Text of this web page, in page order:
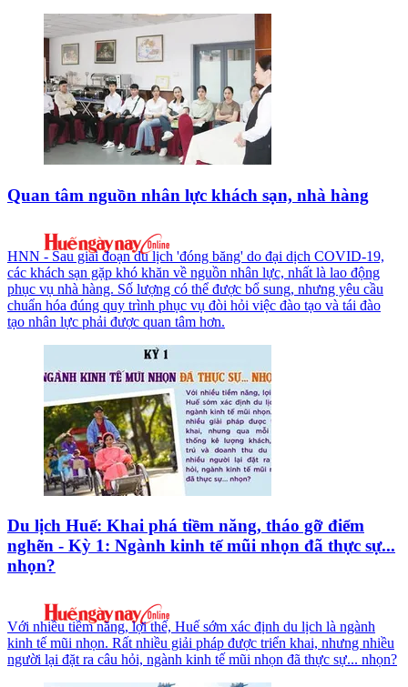
Quan tâm nguồn nhân lực khách sạn, nhà hàng
HNN - Sau giai đoạn du lịch 'đóng băng' do đại dịch COVID-19,
các khách sạn gặp khó khăn về nguồn nhân lực, nhất là lao động
phục vụ nhà hàng. Số lượng có thể được bổ sung, nhưng yêu cầu
chuẩn hóa đúng quy trình phục vụ đòi hỏi việc đào tạo và tái đào
tạo nhân lực phải được quan tâm hơn.
Du lịch Huế: Khai phá tiềm năng, tháo gỡ điểm
nghẽn - Kỳ 1: Ngành kinh tế mũi nhọn đã thực sự...
nhọn?
Với nhiều tiềm năng, lợi thế, Huế sớm xác định du lịch là ngành
kinh tế mũi nhọn. Rất nhiều giải pháp được triển khai, nhưng nhiều
người lại đặt ra câu hỏi, ngành kinh tế mũi nhọn đã thực sự... nhọn?